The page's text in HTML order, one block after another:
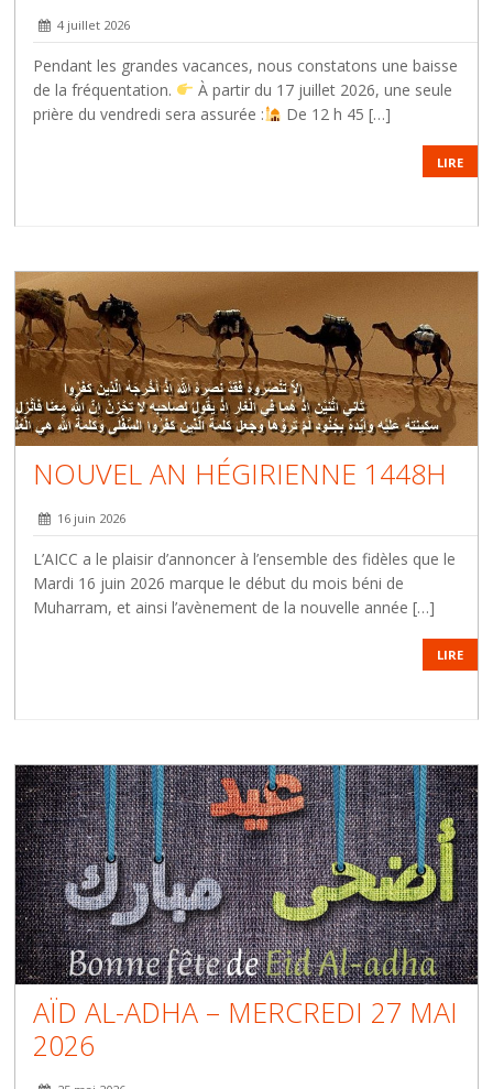
4 juillet 2026
Pendant les grandes vacances, nous constatons une baisse
de la fréquentation.
À partir du 17 juillet 2026, une seule
prière du vendredi sera assurée :
De 12 h 45 […]
LIRE
NOUVEL AN HÉGIRIENNE 1448H
16 juin 2026
L’AICC a le plaisir d’annoncer à l’ensemble des fidèles que le
Mardi 16 juin 2026 marque le début du mois béni de
Muharram, et ainsi l’avènement de la nouvelle année […]
LIRE
AÏD AL-ADHA – MERCREDI 27 MAI
2026